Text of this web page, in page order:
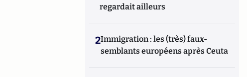
regardait ailleurs
2Immigration : les (très) faux-
semblants européens après Ceuta